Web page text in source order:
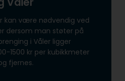
kan være nødvendig ved
dersom man støter på
i Våler ligger
1500 kr per kubikkmeter
fjernes.